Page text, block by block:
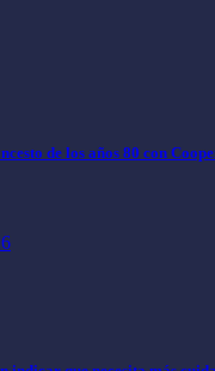
de los años 80 con